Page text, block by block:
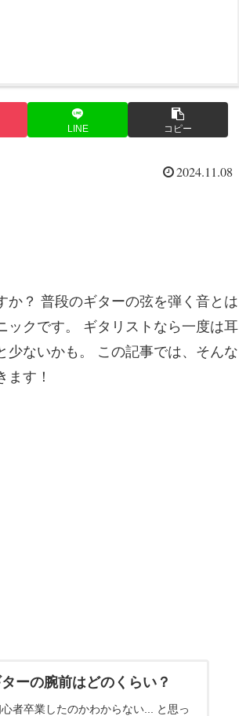
LINE コピー
2024.11.08
か？ 普段のギターの弦を弾く音とは
ックです。 ギタリストなら一度は耳
少ないかも。 この記事では、そんな
ます！
ーの腕前はどのくらい？
者卒業したのかわからない... と思っ